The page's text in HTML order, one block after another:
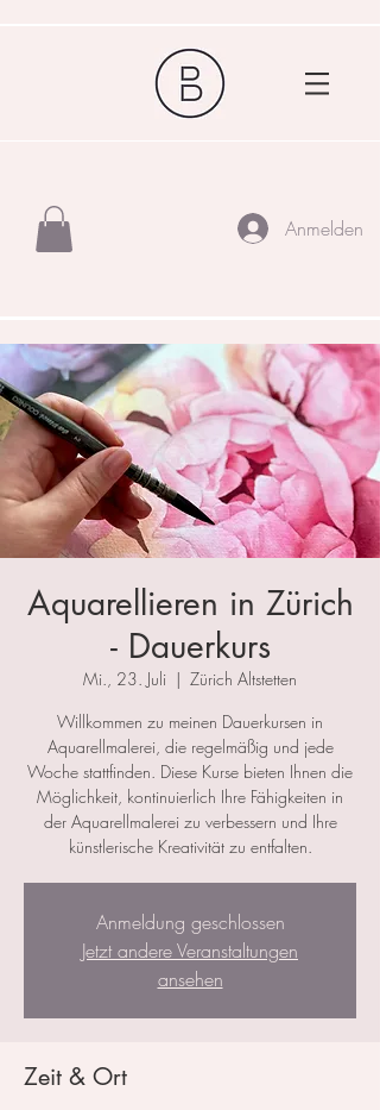
Anmelden
Aquarellieren in Zürich
- Dauerkurs
Mi., 23. Juli
  |
Zürich Altstetten
Willkommen zu meinen Dauerkursen in
Aquarellmalerei, die regelmäßig und jede
Woche stattfinden. Diese Kurse bieten Ihnen die
Möglichkeit, kontinuierlich Ihre Fähigkeiten in
der Aquarellmalerei zu verbessern und Ihre
künstlerische Kreativität zu entfalten.
Anmeldung geschlossen
Jetzt andere Veranstaltungen
ansehen
Zeit & Ort